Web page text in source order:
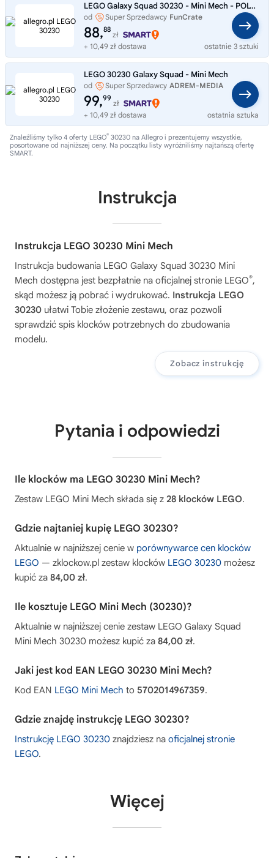
LEGO Galaxy Squad 30230 - Mini Mech - POLYBAG UNIKAT 2013
od Super Sprzedawcy FunCrate
88,88
zł
+ 10,49 zł dostawa
ostatnie 3 sztuki
LEGO 30230 Galaxy Squad - Mini Mech
od Super Sprzedawcy ADREM-MEDIA
99,99
zł
+ 10,49 zł dostawa
ostatnia sztuka
Znaleźliśmy tylko 4 oferty LEGO® 30230 na Allegro i prezentujemy wszystkie,
posortowane od najniższej ceny. Na początku listy wyróżniliśmy najtańszą ofertę
SMART.
Instrukcja
Instrukcja LEGO 30230 Mini Mech
Instrukcja budowania LEGO Galaxy Squad 30230 Mini
Mech dostępna jest bezpłatnie na oficjalnej stronie LEGO®,
skąd możesz ją pobrać i wydrukować. Instrukcja LEGO
30230 ułatwi Tobie złożenie zestawu, oraz pozwoli
sprawdzić spis klocków potrzebnych do zbudowania
modelu.
Zobacz instrukcję
Pytania i odpowiedzi
Ile klocków ma LEGO 30230 Mini Mech?
Zestaw LEGO Mini Mech składa się z 28 klocków LEGO.
Gdzie najtaniej kupię LEGO 30230?
Aktualnie w najniższej cenie w porównywarce cen klocków
LEGO — zklockow.pl zestaw klocków LEGO 30230 możesz
kupić za 84,00 zł.
Ile kosztuje LEGO Mini Mech (30230)?
Aktualnie w najniższej cenie zestaw LEGO Galaxy Squad
Mini Mech 30230 możesz kupić za 84,00 zł.
Jaki jest kod EAN LEGO 30230 Mini Mech?
Kod EAN LEGO Mini Mech to 5702014967359.
Gdzie znajdę instrukcję LEGO 30230?
Instrukcję LEGO 30230 znajdziesz na oficjalnej stronie
LEGO.
Więcej